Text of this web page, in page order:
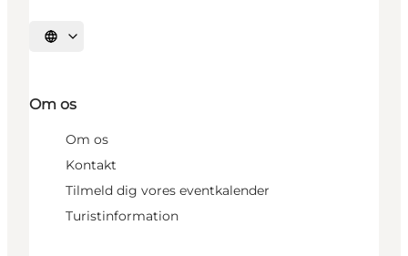
Vælg sprog
Om os
Om os
Kontakt
Tilmeld dig vores eventkalender
Turistinformation